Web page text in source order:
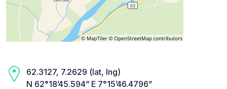
62.3127, 7.2629 (lat, lng)
N 62°18’45.594” E 7°15’46.4796”